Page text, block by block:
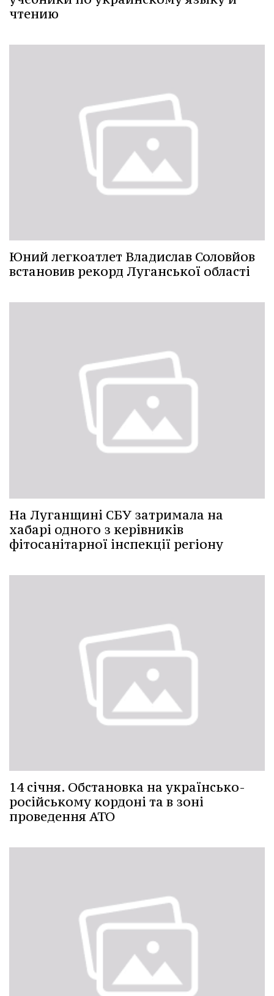
чтению
Юний легкоатлет Владислав Соловйов
встановив рекорд Луганської області
На Луганщині СБУ затримала на
хабарі одного з керівників
фітосанітарної інспекції регіону
14 січня. Обстановка на українсько-
російському кордоні та в зоні
проведення АТО